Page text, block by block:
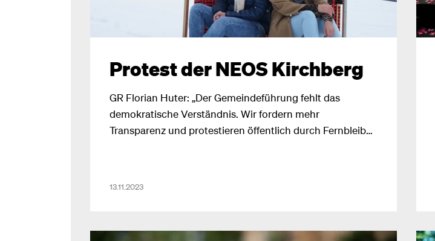
Protest der NEOS Kirchberg
GR Florian Huter: „Der Gemeindeführung fehlt das
demokratische Verständnis. Wir fordern mehr
Transparenz und protestieren öffentlich durch Fernbleiben
13.11.2023